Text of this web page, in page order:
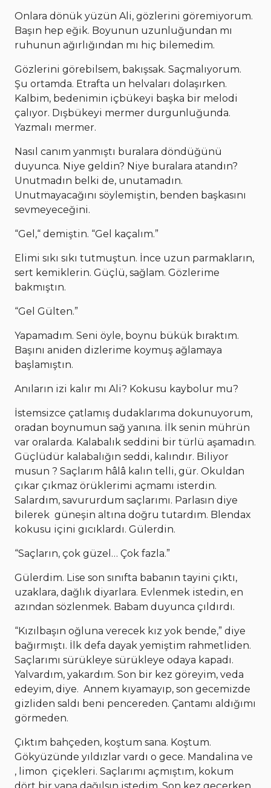
Onlara dönük yüzün Ali, gözlerini göremiyorum.
Başın hep eğik. Boyunun uzunluğundan mı
ruhunun ağırlığından mı hiç bilemedim.
Gözlerini görebilsem, bakışsak. Saçmalıyorum.
Şu ortamda. Etrafta un helvaları dolaşırken.
Kalbim, bedenimin içbükeyi başka bir melodi
çalıyor. Dışbükeyi mermer durgunluğunda.
Yazmalı mermer.
Nasıl canım yanmıştı buralara döndüğünü
duyunca. Niye geldin? Niye buralara atandın?
Unutmadın belki de, unutamadın.
Unutmayacağını söylemiştin, benden başkasını
sevmeyeceğini.
“Gel,“ demiştin. “Gel kaçalım.”
Elimi sıkı sıkı tutmuştun. İnce uzun parmakların,
sert kemiklerin. Güçlü, sağlam. Gözlerime
bakmıştın.
“Gel Gülten.”
Yapamadım. Seni öyle, boynu bükük bıraktım.
Başını aniden dizlerime koymuş ağlamaya
başlamıştın.
Anıların izi kalır mı Ali? Kokusu kaybolur mu?
İstemsizce çatlamış dudaklarıma dokunuyorum,
oradan boynumun sağ yanına. İlk senin mührün
var oralarda. Kalabalık seddini bir türlü aşamadın.
Güçlüdür kalabalığın seddi, kalındır. Biliyor
musun ? Saçlarım hâlâ kalın telli, gür. Okuldan
çıkar çıkmaz örüklerimi açmamı isterdin.
Salardım, savururdum saçlarımı. Parlasın diye
bilerek güneşin altına doğru tutardım. Blendax
kokusu içini gıcıklardı. Gülerdin.
“Saçların, çok güzel… Çok fazla.”
Gülerdim. Lise son sınıfta babanın tayini çıktı,
uzaklara, dağlık diyarlara. Evlenmek istedin, en
azından sözlenmek. Babam duyunca çıldırdı.
“Kızılbaşın oğluna verecek kız yok bende,” diye
bağırmıştı. İlk defa dayak yemiştim rahmetliden.
Saçlarımı sürükleye sürükleye odaya kapadı.
Yalvardım, yakardım. Son bir kez göreyim, veda
edeyim, diye. Annem kıyamayıp, son gecemizde
gizliden saldı beni pencereden. Çantamı aldığımı
görmeden.
Çıktım bahçeden, koştum sana. Koştum.
Gökyüzünde yıldızlar vardı o gece. Mandalina ve
, limon çiçekleri. Saçlarımı açmıştım, kokum
dört bir yana dağılsın istedim. Son kez geçerken